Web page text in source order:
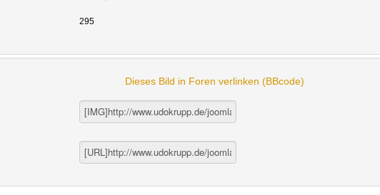
295
Dieses Bild in Foren verlinken (BBcode)